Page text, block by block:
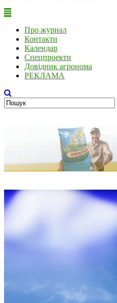
Про журнал
Контакти
Календар
Спецпроекти
Довідник агронома
РЕКЛАМА